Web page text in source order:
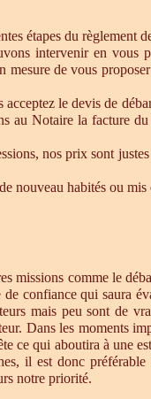
étapes du règlement
intervenir en vous
de vous
le devis de
au Notaire la facture du
nos prix sont
nouveau habités ou mis
missions comme le
confiance qui saura
mais peu sont de
Dans les moments
ce qui aboutira à une
il est donc préférable
notre priorité.